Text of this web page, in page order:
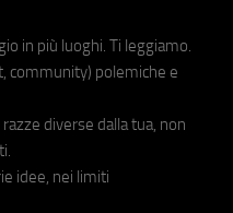
in più luoghi. Ti leggiamo.
community) polemiche e
diverse dalla tua, non
idee, nei limiti